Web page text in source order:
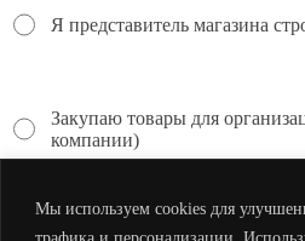
Мы используем cookies для
трафика и персонализации.
Я представитель магазина
Закупаю товары для
компании)